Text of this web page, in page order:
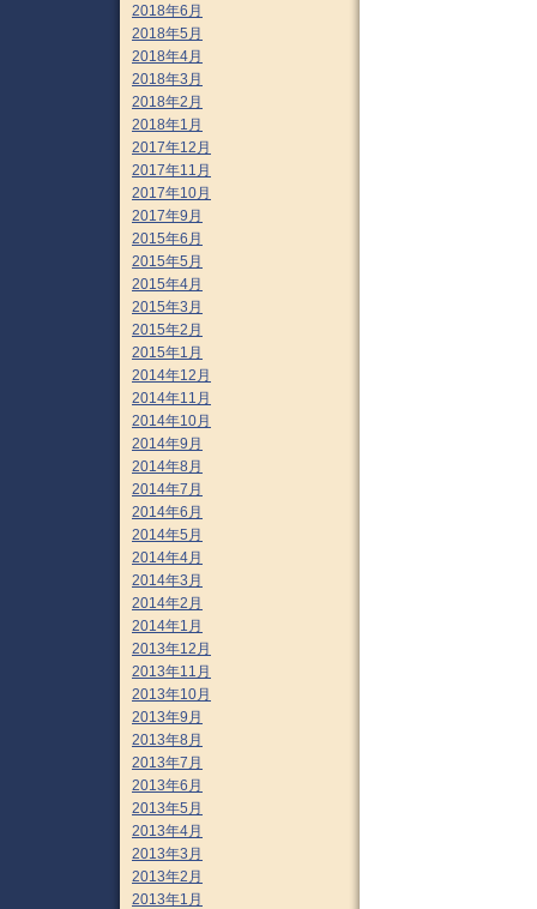
2018年6月
2018年5月
2018年4月
2018年3月
2018年2月
2018年1月
2017年12月
2017年11月
2017年10月
2017年9月
2015年6月
2015年5月
2015年4月
2015年3月
2015年2月
2015年1月
2014年12月
2014年11月
2014年10月
2014年9月
2014年8月
2014年7月
2014年6月
2014年5月
2014年4月
2014年3月
2014年2月
2014年1月
2013年12月
2013年11月
2013年10月
2013年9月
2013年8月
2013年7月
2013年6月
2013年5月
2013年4月
2013年3月
2013年2月
2013年1月